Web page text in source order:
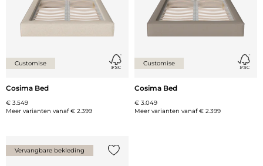
Customise
Cosima Bed
€ 3.549
Meer varianten vanaf€ 2.399
Customise
Cosima Bed
€ 3.049
Meer varianten vanaf€ 2.399
Vervangbare bekleding